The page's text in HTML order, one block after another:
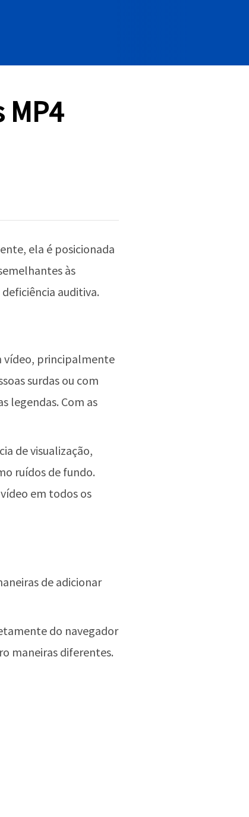
ela é posicionada
às
auditiva.
vídeo, principalmente
surdas ou com
legendas. Com as
de visualização,
ruídos de fundo.
em todos os
de adicionar
do navegador
maneiras diferentes.